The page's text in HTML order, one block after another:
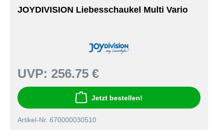
JOYDIVISION Liebesschaukel Multi Vario
UVP: 256.75 €
Jetzt bestellen!
Artikel-Nr. 670000030510